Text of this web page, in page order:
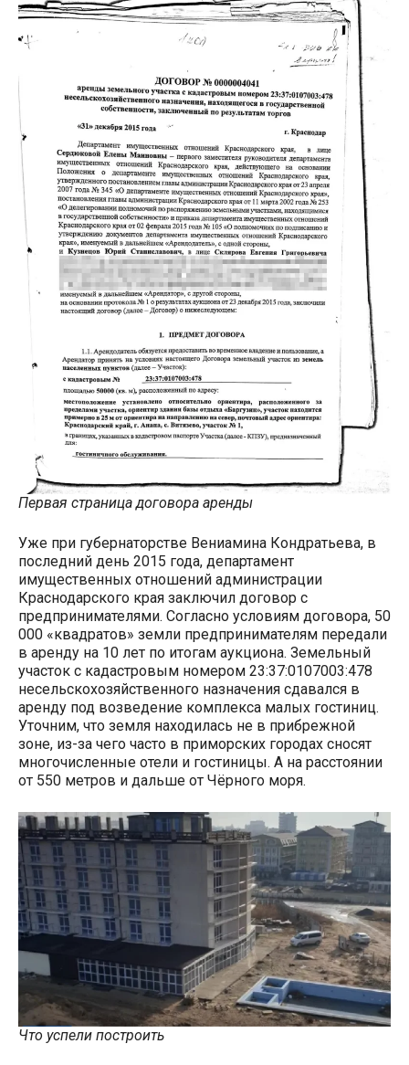
Первая страница договора аренды
Уже при губернаторстве Вениамина Кондратьева, в
последний день 2015 года, департамент
имущественных отношений администрации
Краснодарского края заключил договор с
предпринимателями. Согласно условиям договора, 50
000 «квадратов» земли предпринимателям передали
в аренду на 10 лет по итогам аукциона. Земельный
участок с кадастровым номером 23:37:0107003:478
несельскохозяйственного назначения сдавался в
аренду под возведение комплекса малых гостиниц.
Уточним, что земля находилась не в прибрежной
зоне, из-за чего часто в приморских городах сносят
многочисленные отели и гостиницы. А на расстоянии
от 550 метров и дальше от Чёрного моря.
Что успели построить